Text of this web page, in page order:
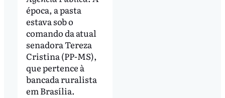
época, a pasta
estava sob o
comando da atual
senadora Tereza
Cristina (PP-MS),
que pertence à
bancada ruralista
em Brasília.